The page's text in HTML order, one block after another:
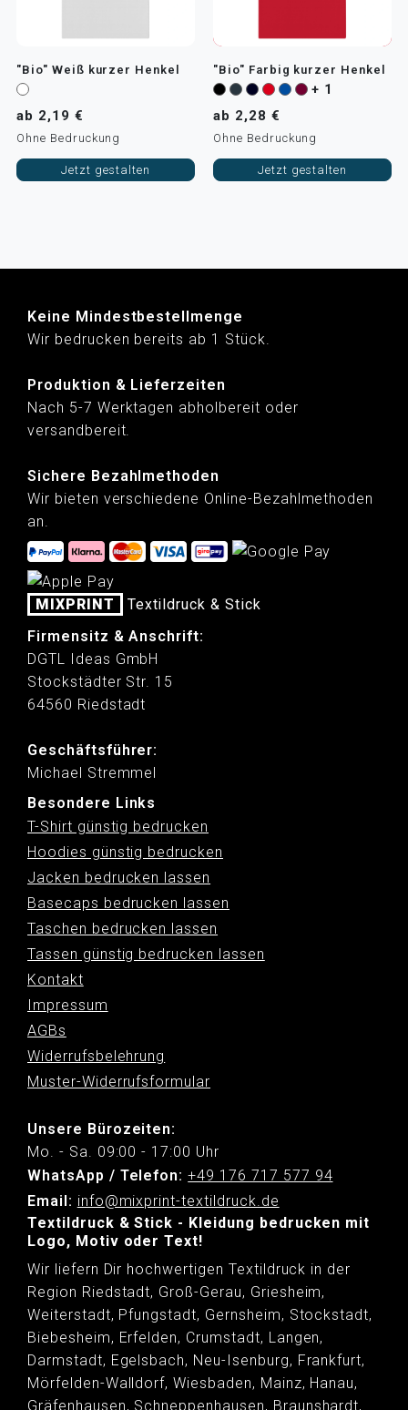
"Bio" Weiß kurzer Henkel
ab 2,19 €
Ohne Bedruckung
Jetzt gestalten
"Bio" Farbig kurzer Henkel
+ 1
ab 2,28 €
Ohne Bedruckung
Jetzt gestalten
Keine Mindestbestellmenge
Wir bedrucken bereits ab 1 Stück.
Produktion & Lieferzeiten
Nach 5-7 Werktagen abholbereit oder
versandbereit.
Sichere Bezahlmethoden
Wir bieten verschiedene Online-Bezahlmethoden
an.
MIXPRINT
Textildruck & Stick
Firmensitz & Anschrift:
DGTL Ideas GmbH
Stockstädter Str. 15
64560 Riedstadt
Geschäftsführer:
Michael Stremmel
Besondere Links
T-Shirt günstig bedrucken
Hoodies günstig bedrucken
Jacken bedrucken lassen
Basecaps bedrucken lassen
Taschen bedrucken lassen
Tassen günstig bedrucken lassen
Kontakt
Impressum
AGBs
Widerrufsbelehrung
Muster-Widerrufsformular
Unsere Bürozeiten:
Mo. - Sa. 09:00 - 17:00 Uhr
WhatsApp / Telefon: +49 176 717 577 94
Email: info@mixprint-textildruck.de
Textildruck & Stick - Kleidung bedrucken mit
Logo, Motiv oder Text!
Wir liefern Dir hochwertigen Textildruck in der
Region Riedstadt, Groß-Gerau, Griesheim,
Weiterstadt, Pfungstadt, Gernsheim, Stockstadt,
Biebesheim, Erfelden, Crumstadt, Langen,
Darmstadt, Egelsbach, Neu-Isenburg, Frankfurt,
Mörfelden-Walldorf, Wiesbaden, Mainz, Hanau,
Gräfenhausen, Schneppenhausen, Braunshardt,